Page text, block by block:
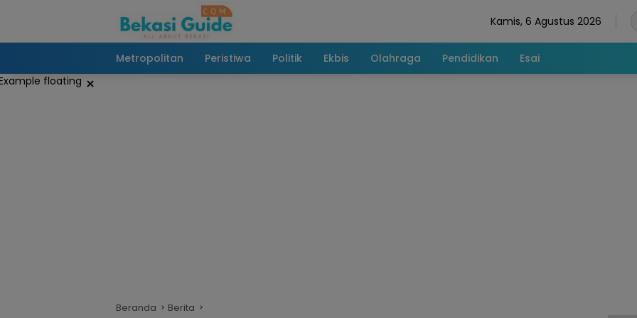
Kamis, 6 Agustus 2026
Metropolitan Peristiwa Politik Ekbis Olahraga Pendidikan Esai
×
Beranda Berita